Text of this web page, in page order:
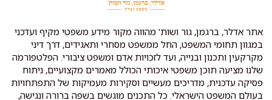
אתר אדלר, ברגמן, גור ושות' מהווה מקור מידע משפטי מקיף ועדכני
במגוון תחומי המשפט, החל ממשפט מסחרי ותאגידים, דרך דיני
מקרקעין ותכנון ובנייה, ועד לזכויות אדם ומשפט ציבורי. הפלטפורמה
שלנו מציעה תוכן משפטי איכותי הכולל מאמרים מקצועיים, ניתוח
פסיקה עדכנית, מדריכים מעשיים וסקירות מעמיקות של התפתחויות
בעולם המשפט הישראלי. כל התכנים מוגשים בשפה ברורה ונגישה,